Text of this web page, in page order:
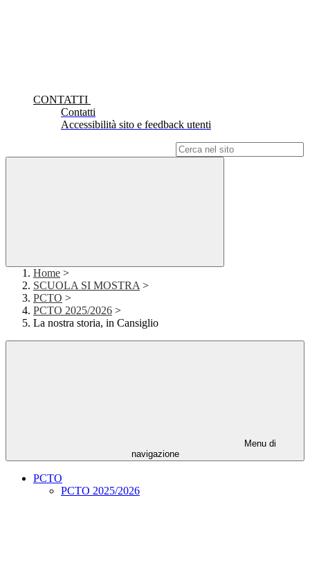
CONTATTI
Contatti
Accessibilità sito e feedback utenti
Home >
SCUOLA SI MOSTRA >
PCTO >
PCTO 2025/2026 >
La nostra storia, in Cansiglio
Menu di
navigazione
PCTO
PCTO 2025/2026